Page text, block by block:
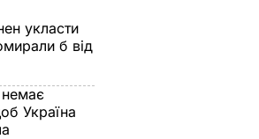
укласти
б від
немає
Україна